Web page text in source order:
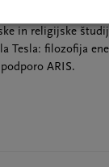
in religijske
Tesla: filozofija
ARIS.